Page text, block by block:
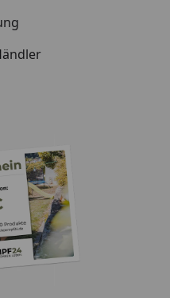
unten mittig links,
unten mittig rechts